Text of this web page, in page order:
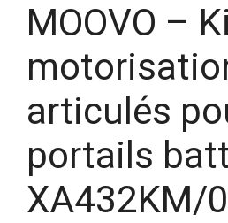
MOOVO –
articulés
portails
XA432KM/